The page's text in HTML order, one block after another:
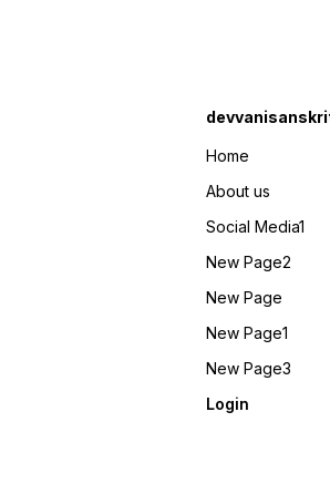
Home
About us
Social Media1
New Page2
New Page
New Page1
New Page3
Login